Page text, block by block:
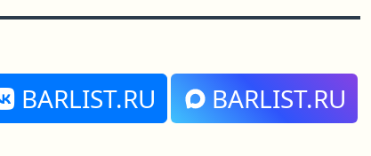
BARLIST.RU BARLIST.RU